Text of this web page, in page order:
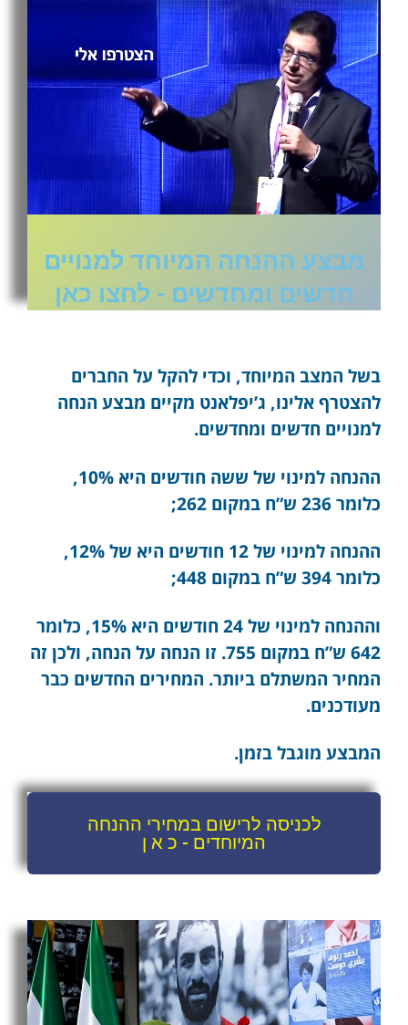
מבצע ההנחה המיוחד למנויים
חדשים ומחדשים - לחצו כאן
בשל המצב המיוחד, וכדי להקל על החברים
להצטרף אלינו, ג’יפלאנט מקיים מבצע הנחה
למנויים חדשים ומחדשים.
ההנחה למינוי של ששה חודשים היא 10%,
כלומר 236 ש”ח במקום 262;
ההנחה למינוי של 12 חודשים היא של 12%,
כלומר 394 ש”ח במקום 448;
וההנחה למינוי של 24 חודשים היא 15%, כלומר
642 ש”ח במקום 755. זו הנחה על הנחה, ולכן זה
המחיר המשתלם ביותר. המחירים החדשים כבר
מעודכנים.
המבצע מוגבל בזמן.
לכניסה לרישום במחירי ההנחה
המיוחדים - כ א ן